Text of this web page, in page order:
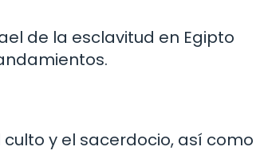
de la esclavitud en Egipto
y el sacerdocio, así como